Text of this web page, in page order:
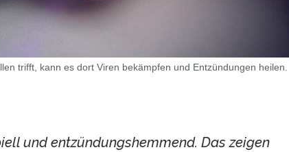
trifft, kann es dort Viren bekämpfen und Entzündungen heilen.
und entzündungshemmend. Das zeigen